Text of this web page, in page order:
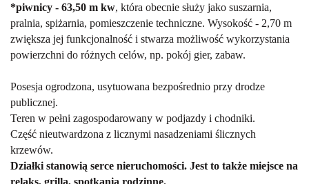
*piwnicy - 63,50 m kw, która obecnie służy jako suszarnia,
pralnia, spiżarnia, pomieszczenie techniczne. Wysokość - 2,70 m
zwiększa jej funkcjonalność i stwarza możliwość wykorzystania
powierzchni do różnych celów, np. pokój gier, zabaw.
Posesja ogrodzona, usytuowana bezpośrednio przy drodze
publicznej.
Teren w pełni zagospodarowany w podjazdy i chodniki.
Część nieutwardzona z licznymi nasadzeniami ślicznych
krzewów.
Działki stanowią serce nieruchomości. Jest to także miejsce na
relaks, grilla, spotkania rodzinne.